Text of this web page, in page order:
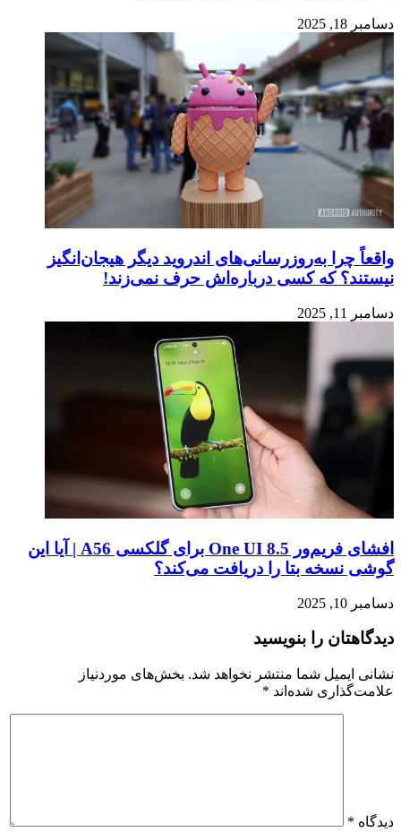
دسامبر 18, 2025
واقعاً چرا به‌روزرسانی‌های اندروید دیگر هیجان‌انگیز
نیستند؟ که کسی درباره‌اش حرف نمی‌زند!
دسامبر 11, 2025
افشای فریم‌ور One UI 8.5 برای گلکسی A56 | آیا این
گوشی نسخه بتا را دریافت می‌کند؟
دسامبر 10, 2025
دیدگاهتان را بنویسید
نشانی ایمیل شما منتشر نخواهد شد. بخش‌های موردنیاز
علامت‌گذاری شده‌اند *
دیدگاه *